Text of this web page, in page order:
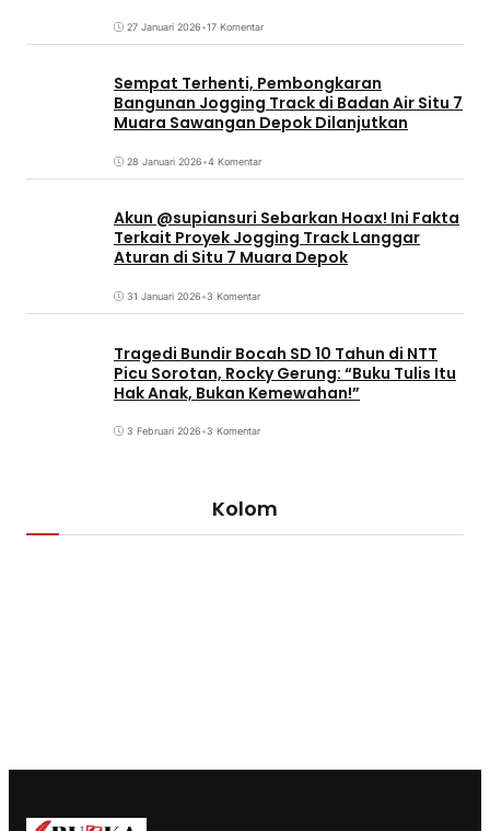
27 Januari 2026•17 Komentar
Sempat Terhenti, Pembongkaran
Bangunan Jogging Track di Badan Air Situ 7
Muara Sawangan Depok Dilanjutkan
28 Januari 2026•4 Komentar
Akun @supiansuri Sebarkan Hoax! Ini Fakta
Terkait Proyek Jogging Track Langgar
Aturan di Situ 7 Muara Depok
31 Januari 2026•3 Komentar
Tragedi Bundir Bocah SD 10 Tahun di NTT
Picu Sorotan, Rocky Gerung: “Buku Tulis Itu
Hak Anak, Bukan Kemewahan!”
3 Februari 2026•3 Komentar
Kolom